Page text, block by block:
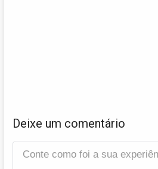
Deixe um comentário